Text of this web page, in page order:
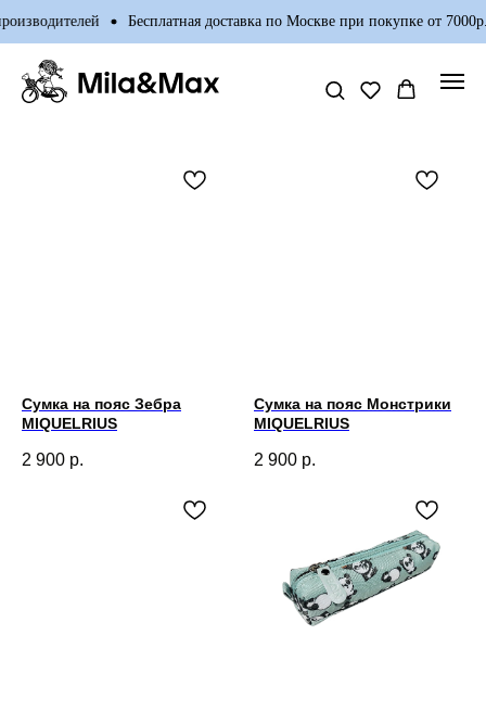
Бесплатная доставка по Москве при покупке от 7000р.
Сумка на пояс Зебра
MIQUELRIUS
2 900 р.
Сумка на пояс Монстрики
MIQUELRIUS
2 900 р.